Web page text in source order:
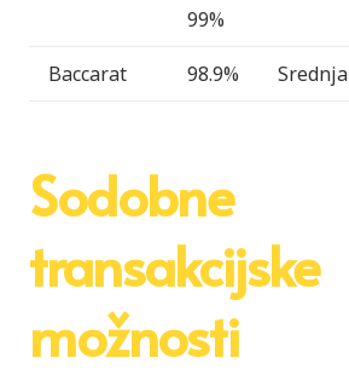
99%
Baccarat 98.9% Srednja
Sodobne
transakcijske
možnosti